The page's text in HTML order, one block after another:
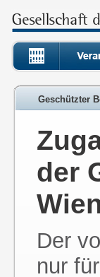
Geschützter
der
Der
nur